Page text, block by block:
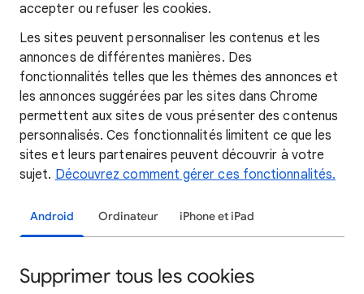
accepter ou refuser les cookies.
Les sites peuvent personnaliser les contenus et les
annonces de différentes manières. Des
fonctionnalités telles que les thèmes des annonces et
les annonces suggérées par les sites dans Chrome
permettent aux sites de vous présenter des contenus
personnalisés. Ces fonctionnalités limitent ce que les
sites et leurs partenaires peuvent découvrir à votre
sujet. Découvrez comment gérer ces fonctionnalités.
Android Ordinateur iPhone et iPad
Supprimer tous les cookies